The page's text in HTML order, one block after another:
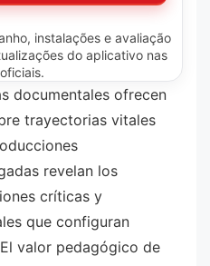
instalações e avaliação
do aplicativo nas
documentales ofrecen
trayectorias vitales
revelan los
críticas y
que configuran
valor pedagógico de